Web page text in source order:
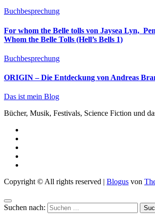
Buchbesprechung
For whom the Belle tolls von Jaysea Lyn, ‎ Penhaligon Verlag, ‎ 1.
Whom the Belle Tolls (Hell’s Bells 1)
Buchbesprechung
ORIGIN – Die Entdeckung von Andreas
Das ist mein Blog
Bücher, Musik, Festivals, Science Fiction und
Copyright © All rights reserved | Blogus von
Suchen nach: